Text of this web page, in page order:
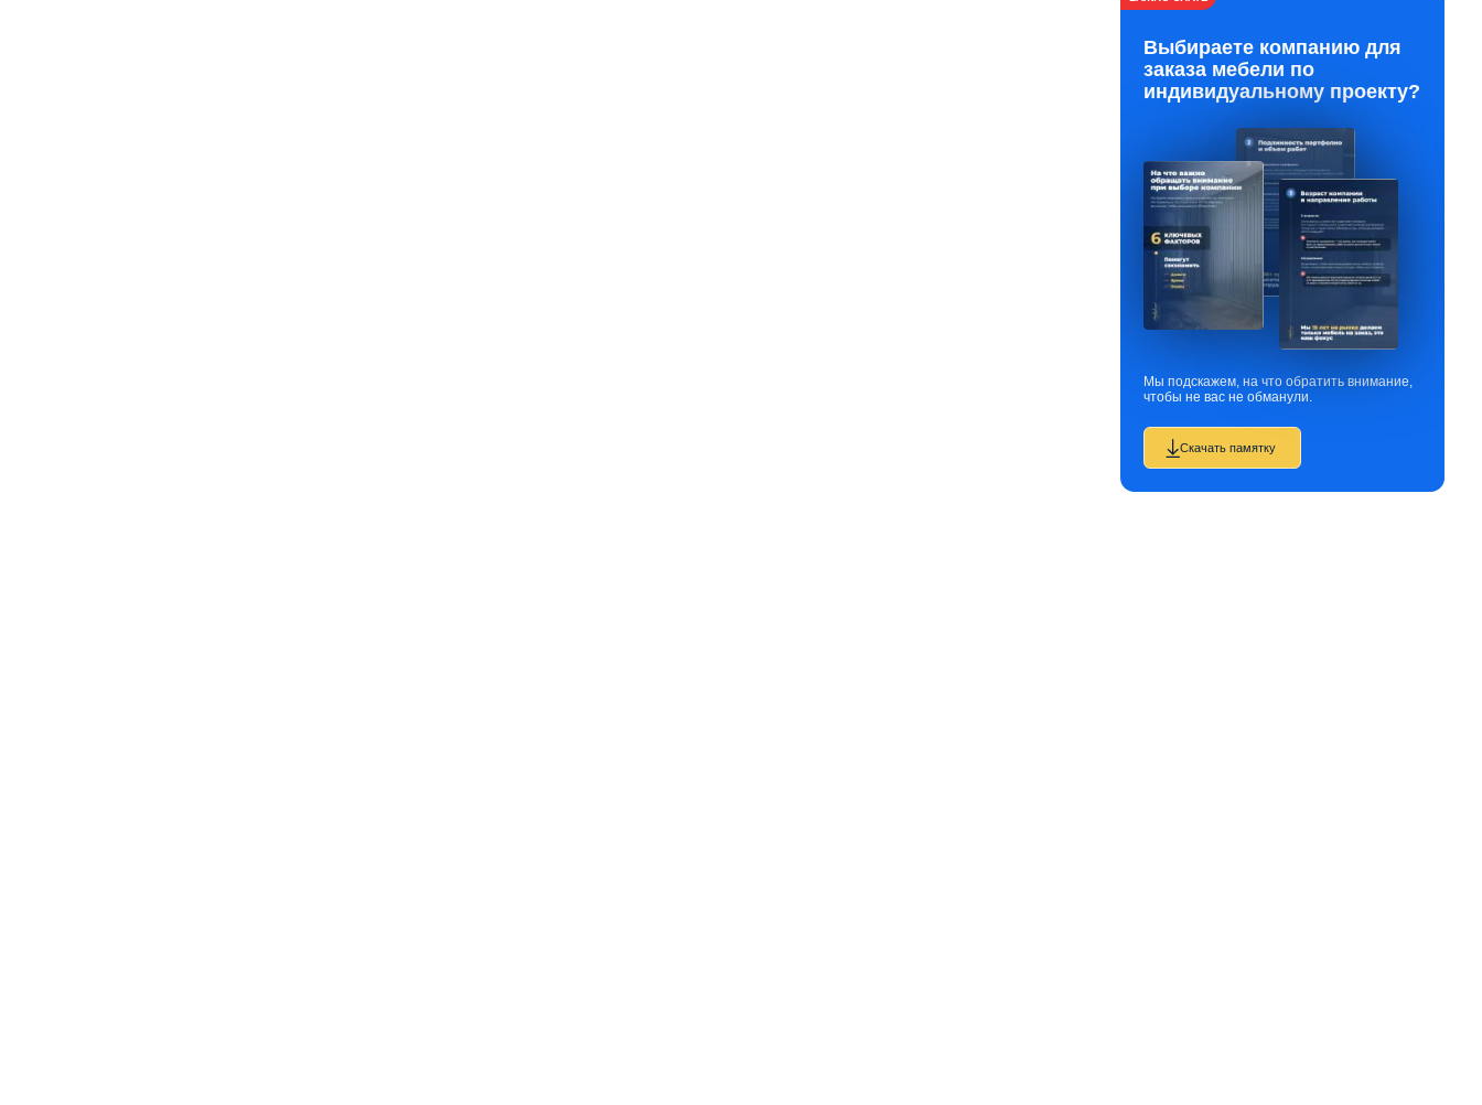
Выбираете компанию для
заказа мебели по
индивидуальному проекту?
Мы подскажем, на что обратить внимание,
чтобы не вас не обманули.
Скачать памятку